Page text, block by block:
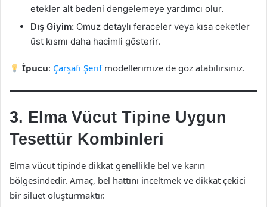
etekler alt bedeni dengelemeye yardımcı olur.
Dış Giyim: Omuz detaylı feraceler veya kısa ceketler
üst kısmı daha hacimli gösterir.
İpucu: Çarşafı Şerifmodellerimize de göz atabilirsiniz.
3. Elma Vücut Tipine Uygun
Tesettür Kombinleri
Elma vücut tipinde dikkat genellikle bel ve karın
bölgesindedir. Amaç, bel hattını inceltmek ve dikkat çekici
bir siluet oluşturmaktır.